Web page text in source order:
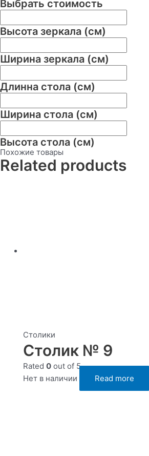
Выбрать стоимость
Высота зеркала (см)
Ширина зеркала (см)
Длинна стола (см)
Ширина стола (см)
Высота стола (см)
Похожие товары
Related products
Столики
Столик № 9
Rated 0 out of 5
Нет в наличии
Read more